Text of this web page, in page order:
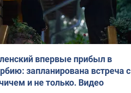
впервые прибыл в
запланирована встреча с
и не только. Видео